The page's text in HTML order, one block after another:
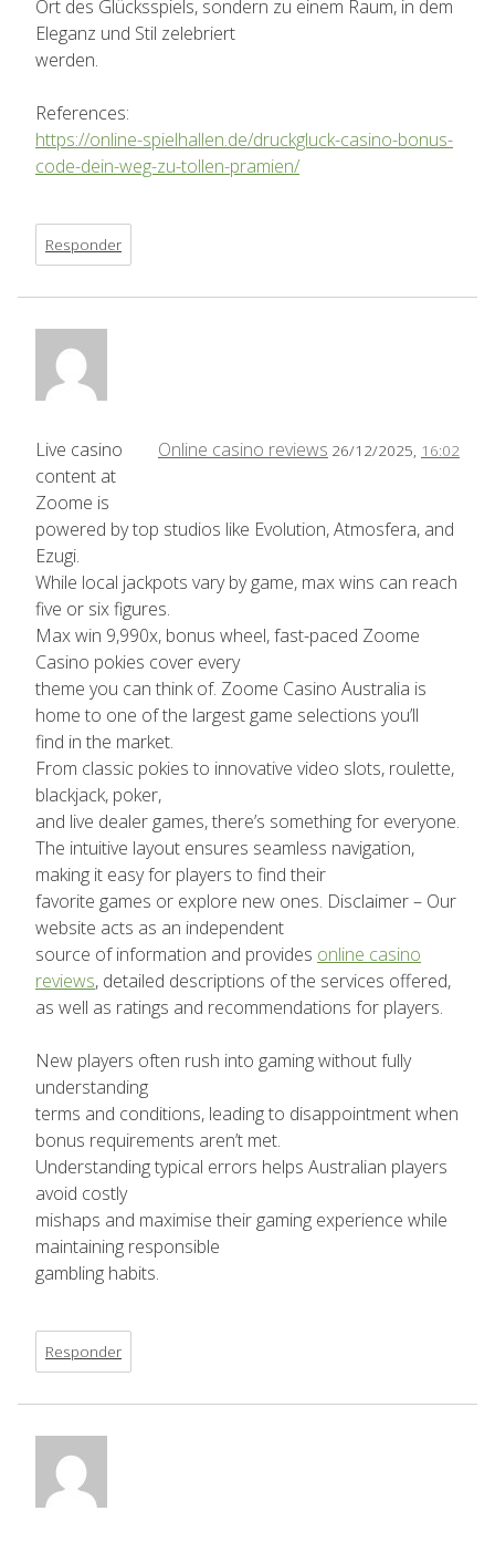
Ort des Glücksspiels, sondern zu einem Raum, in dem
Eleganz und Stil zelebriert
werden.
References:
https://online-spielhallen.de/druckgluck-casino-bonus-
code-dein-weg-zu-tollen-pramien/
Responder
Online casino reviews 26/12/2025, 16:02
Live casino
content at
Zoome is
powered by top studios like Evolution, Atmosfera, and
Ezugi.
While local jackpots vary by game, max wins can reach
five or six figures.
Max win 9,990x, bonus wheel, fast-paced Zoome
Casino pokies cover every
theme you can think of. Zoome Casino Australia is
home to one of the largest game selections you’ll
find in the market.
From classic pokies to innovative video slots, roulette,
blackjack, poker,
and live dealer games, there’s something for everyone.
The intuitive layout ensures seamless navigation,
making it easy for players to find their
favorite games or explore new ones. Disclaimer – Our
website acts as an independent
source of information and provides online casino
reviews, detailed descriptions of the services offered,
as well as ratings and recommendations for players.
New players often rush into gaming without fully
understanding
terms and conditions, leading to disappointment when
bonus requirements aren’t met.
Understanding typical errors helps Australian players
avoid costly
mishaps and maximise their gaming experience while
maintaining responsible
gambling habits.
Responder